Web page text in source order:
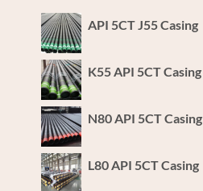
API 5CT J55 Casing
K55 API 5CT Casing
N80 API 5CT Casing
L80 API 5CT Casing